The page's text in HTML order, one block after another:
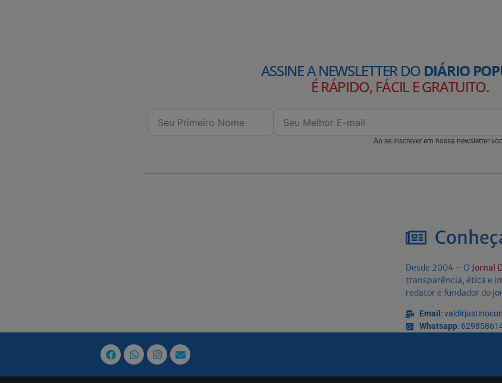
ASSINE A NEWSLETTER DO DIÁRIO
É RÁPIDO, FÁCIL E GRATUITO.
Ao se inscrever em nossa newsletter
Desde 2004 – O Jornal
transparência, ética e
redator e fundador do
Email :
Whatsapp: